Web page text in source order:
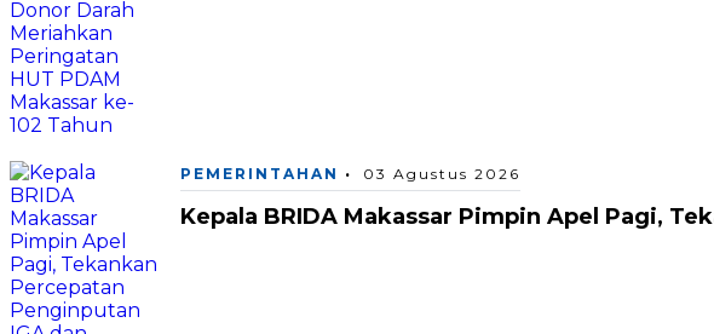
PEMERINTAHAN 03 Agustus 2026
Kepala BRIDA Makassar Pimpin Apel Pagi,